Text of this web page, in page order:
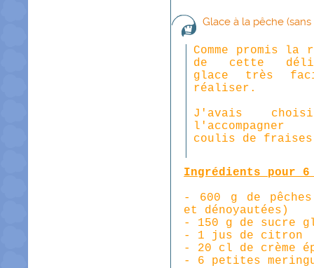
Glace à la pêche
Comme promis la
de cette
glace très
réaliser.
J'avais
coulis de
Ingrédients pour 6
- 600 g de
et dénoyautées)
- 150 g de sucre
- 1 jus de citron
- 20 cl de crème
- 6 petites